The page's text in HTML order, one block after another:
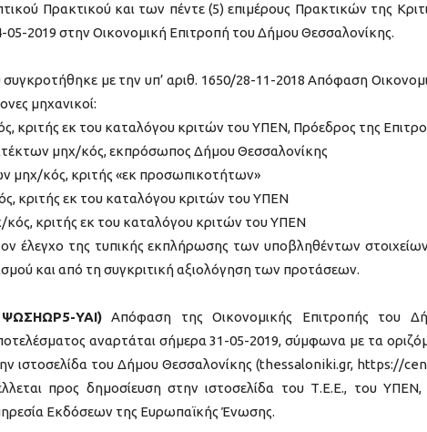
Πρακτικού και των πέντε (5) επιμέρους Πρακτικών της
05-2019 στην Οικονομική Επιτροπή του Δήμου Θεσσαλονίκης.
συγκροτήθηκε με την υπ’ αριθ. 1650/28-11-2018 Απόφαση
μηχανικοί:
κριτής εκ του καταλόγου κριτών του ΥΠΕΝ, Πρόεδρος της
μηχ/κός, εκπρόσωπος Δήμου Θεσσαλονίκης
μηχ/κός, κριτής «εκ προσωπικοτήτων»
κριτής εκ του καταλόγου κριτών του ΥΠΕΝ
κός, κριτής εκ του καταλόγου κριτών του ΥΠΕΝ
έλεγχο της τυπικής εκπλήρωσης των υποβληθέντων
και από τη συγκριτική αξιολόγηση των προτάσεων.
ΥΑΙ)Απόφαση της Οικονομικής Επιτροπής του
αναρτάται σήμερα 31-05-2019, σύμφωνα με τα
ιστοσελίδα του Δήμου Θεσσαλονίκης (thessaloniki.gr, https://
προς δημοσίευση στην ιστοσελίδα του Τ.Ε.Ε., του ΥΠΕΝ,
Εκδόσεων της Ευρωπαϊκής Ένωσης.